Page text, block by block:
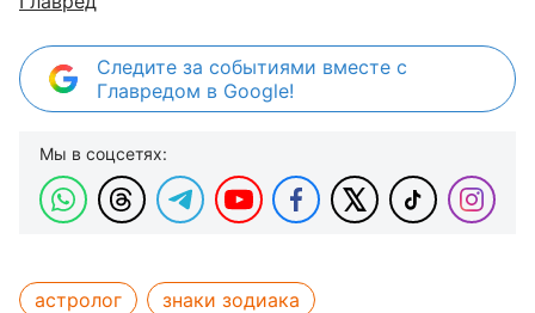
Следите за событиями вместе с
Главредом в Google!
Мы в соцсетях:
астролог
знаки зодиака